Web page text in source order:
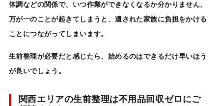
体調などの関係で、いつ作業ができなくなるか分かりません。
万が一のことが起きてしまうと、遺された家族に負担をかける
ことにつながってしまいます。
生前整理が必要だと感じたら、始めるのはできるだけ早いほう
が良いでしょう。
関西エリアの生前整理は不用品回収ゼロにご